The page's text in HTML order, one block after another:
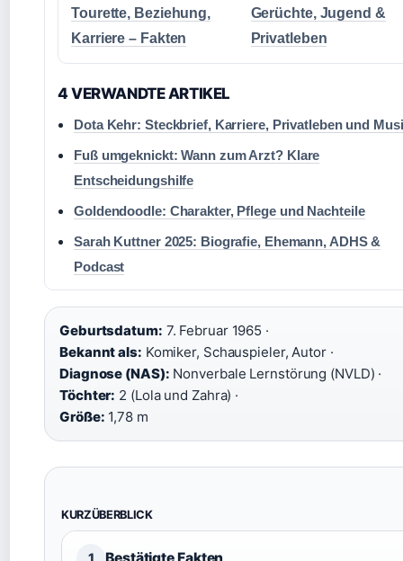
Tourette, Beziehung,
Karriere – Fakten
Gerüchte, Jugend &
Privatleben
4 VERWANDTE ARTIKEL
Dota Kehr: Steckbrief, Karriere, Privatleben und
Fuß umgeknickt: Wann zum Arzt? Klare
Entscheidungshilfe
Goldendoodle: Charakter, Pflege und Nachteile
Sarah Kuttner 2025: Biografie, Ehemann, ADHS &
Podcast
Geburtsdatum: 7. Februar 1965 ·
Bekannt als: Komiker, Schauspieler, Autor ·
Diagnose (NAS): Nonverbale Lernstörung (NVLD) ·
Töchter: 2 (Lola und Zahra) ·
Größe: 1,78 m
KURZÜBERBLICK
1